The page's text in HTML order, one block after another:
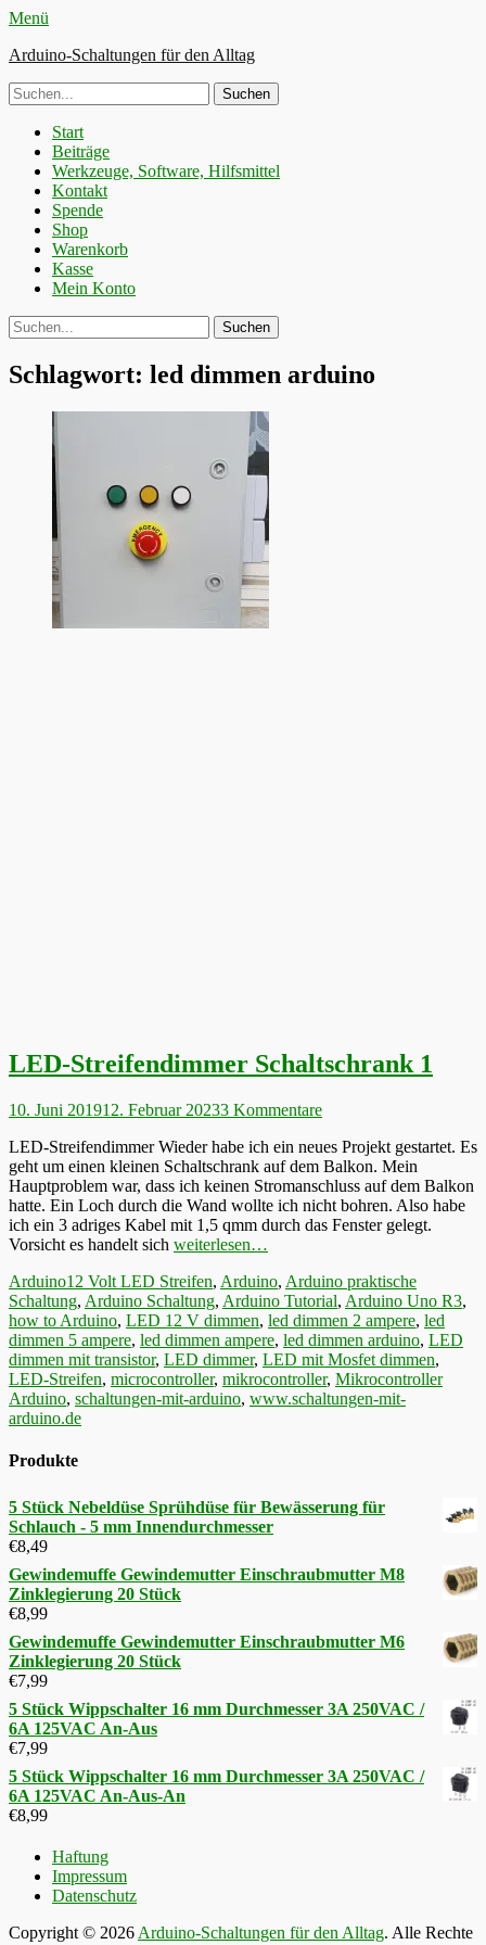
Menü
Arduino-Schaltungen für den Alltag
Suche
nach:
Primäres
Menü
Zum
Inhalt
springen
Start
Beiträge
Werkzeuge, Software, Hilfsmittel
Kontakt
Spende
Shop
Warenkorb
Kasse
Mein Konto
Suchen
Suche
nach:
Schlagwort: led dimmen arduino
LED-Streifendimmer Schaltschrank 1
Veröffentlicht
10. Juni 201912. Februar 20233 Kommentare
LED-Streifendimmer Wieder habe ich ein neues Projekt gestartet. Es
geht um einen kleinen Schaltschrank auf dem Balkon. Mein
Hauptproblem war, dass ich keinen Stromanschluss auf dem Balkon
hatte. Ein Loch durch die Wand wollte ich nicht bohren. Also habe
ich ein 3 adriges Kabel mit 1,5 qmm durch das Fenster gelegt.
Vorsicht es handelt sich weiterlesen…
Kategorien
ArduinoSchlagworte
12 Volt LED Streifen, Arduino, Arduino praktische
Schaltung, Arduino Schaltung, Arduino Tutorial, Arduino Uno R3,
how to Arduino, LED 12 V dimmen, led dimmen 2 ampere, led
dimmen 5 ampere, led dimmen ampere, led dimmen arduino, LED
dimmen mit transistor, LED dimmer, LED mit Mosfet dimmen,
LED-Streifen, microcontroller, mikrocontroller, Mikrocontroller
Arduino, schaltungen-mit-arduino, www.schaltungen-mit-
arduino.de
Produkte
5 Stück Nebeldüse Sprühdüse für Bewässerung für
Schlauch - 5 mm Innendurchmesser
€8,49
Gewindemuffe Gewindemutter Einschraubmutter M8
Zinklegierung 20 Stück
€8,99
Gewindemuffe Gewindemutter Einschraubmutter M6
Zinklegierung 20 Stück
€7,99
5 Stück Wippschalter 16 mm Durchmesser 3A 250VAC /
6A 125VAC An-Aus
€7,99
5 Stück Wippschalter 16 mm Durchmesser 3A 250VAC /
6A 125VAC An-Aus-An
€8,99
Haftung
Impressum
Datenschutz
Copyright © 2026 Arduino-Schaltungen für den Alltag. Alle Rechte